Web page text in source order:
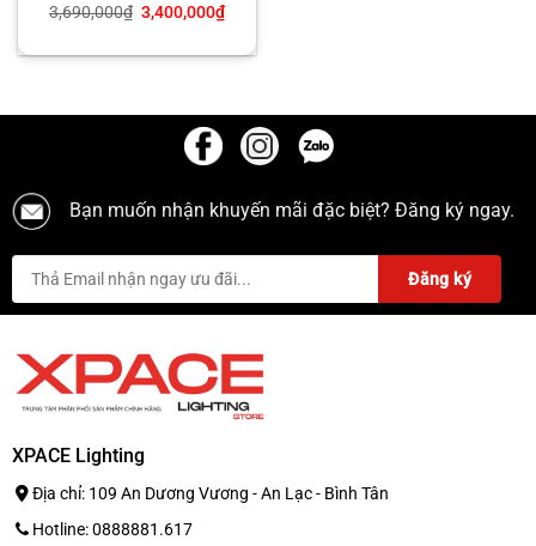
3,690,000₫ Giá
gốc
3,690,000₫.
3,400,000₫Giá
hiện
là:
Bạn muốn nhận khuyến mãi đặc biệt? Đăng ký ngay.
XPACE Lighting
Địa chỉ: 109 An Dương Vương - An Lạc - Bình Tân
Hotline: 0888881.617